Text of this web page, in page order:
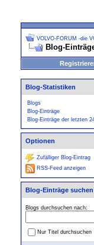
VOLVO-FORUM -die
Blog-
Blog-Statistiken
Blogs
Blog-Einträge
Blog-Einträge der letzten
Optionen
Zufälliger Blog-Eintrag
RSS-Feed anzeigen
Blog-Einträge suchen
Blogs durchsuchen nach:
Nur Titel durchsuchen